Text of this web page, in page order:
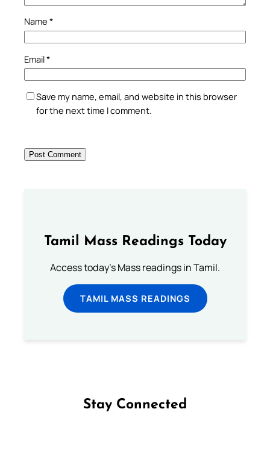
Name *
Email*
Save my name, email, and website in this browser
for the next time I comment.
Tamil Mass Readings Today
Access today's Mass readings in Tamil.
TAMIL MASS READINGS
Stay Connected